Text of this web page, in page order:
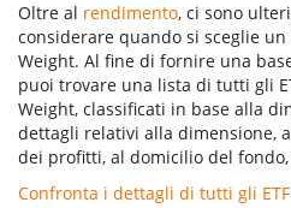
Oltre al rendimento, ci sono
considerare quando si sceglie un
Weight. Al fine di fornire una
puoi trovare una lista di tutti gli
Weight, classificati in base alla
dettagli relativi alla dimensione,
dei profitti, al domicilio del
Confronta i dettagli di tutti gli